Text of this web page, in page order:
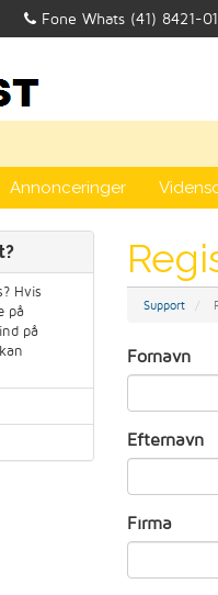
Fone Whats (41) 8421-
Annonceringer
Support
Hvis
på
på
Fornavn
Efternavn
Firma